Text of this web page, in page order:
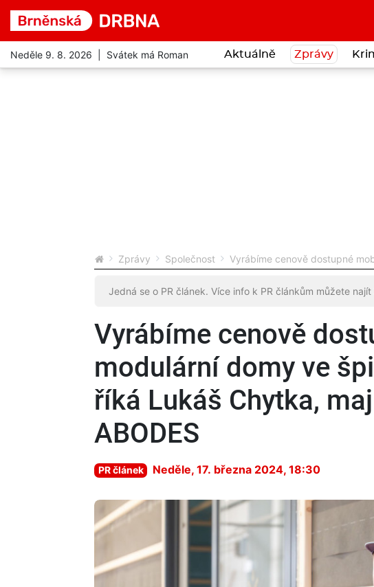
Neděle 9. 8. 2026 | Svátek má Roman Aktuálně Zprávy
Zprávy Společnost Vyrábíme cenově dostupné
Jedná se o PR článek. Více info k PR článkům můžete najít
Vyrábíme cenově
modulární domy ve
říká Lukáš Chytka,
ABODES
PR článek Neděle, 17. března 2024, 18:30